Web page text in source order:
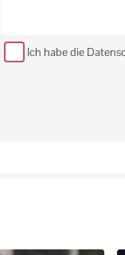
Ich habe die